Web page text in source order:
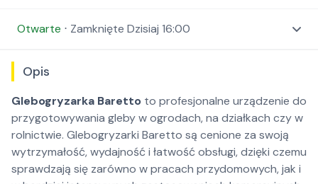
Otwarte ⋅ Zamknięte Dzisiaj 16:00
Opis
Glebogryzarka Baretto to profesjonalne urządzenie do
przygotowywania gleby w ogrodach, na działkach czy w
rolnictwie. Glebogryzarki Baretto są cenione za swoją
wytrzymałość, wydajność i łatwość obsługi, dzięki czemu
sprawdzają się zarówno w pracach przydomowych, jak i